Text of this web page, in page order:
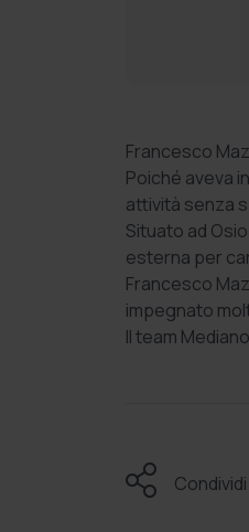
Francesco
Poiché aveva
attività senza
Situato ad
esterna per
Francesco
impegnato
Il team